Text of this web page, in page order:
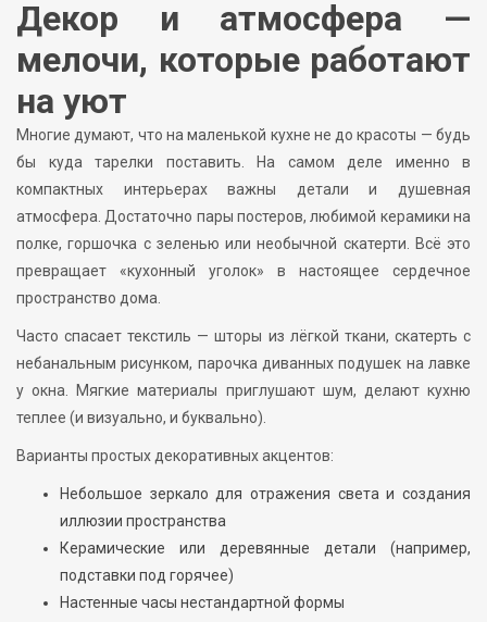
Декор и атмосфера —
мелочи, которые работают
на уют
Многие думают, что на маленькой кухне не до красоты — будь
бы куда тарелки поставить. На самом деле именно в
компактных интерьерах важны детали и душевная
атмосфера. Достаточно пары постеров, любимой керамики на
полке, горшочка с зеленью или необычной скатерти. Всё это
превращает «кухонный уголок» в настоящее сердечное
пространство дома.
Часто спасает текстиль — шторы из лёгкой ткани, скатерть с
небанальным рисунком, парочка диванных подушек на лавке
у окна. Мягкие материалы приглушают шум, делают кухню
теплее (и визуально, и буквально).
Варианты простых декоративных акцентов:
Небольшое зеркало для отражения света и создания
иллюзии пространства
Керамические или деревянные детали (например,
подставки под горячее)
Настенные часы нестандартной формы